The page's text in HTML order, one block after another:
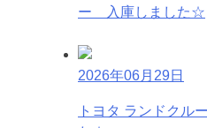
ー 入庫しました☆
2026年06月29日
トヨタ ランドクル